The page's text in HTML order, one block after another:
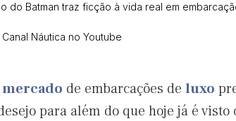
do Batman traz ficção à vida real em
Náutica no Youtube
mercado de embarcações de luxo
para além do que hoje já é